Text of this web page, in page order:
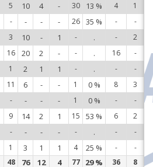
5 10 4 - 30 13 % 4 1
- - - - 26 35 % - -
3 10 - 1 - . - 2
16 20 2 - - . 16 -
1 2 1 1 - . - -
11 6 - - 1 0 % 8 3
- - - - 1 0 % - -
9 14 2 1 15 53 % 6 2
- - - - - . - -
1 3 1 1 4 25 % -
-
48 76 12 4 77 29 % 36 8
8
10
11
12